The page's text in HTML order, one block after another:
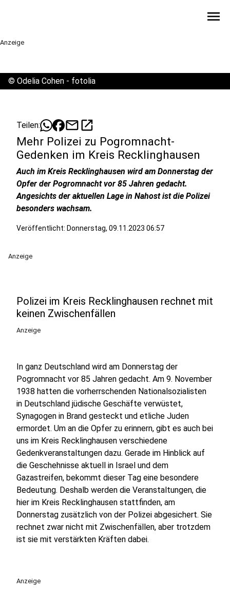
menu
Anzeige
© Odelia Cohen - fotolia
Teilen: mailopen_in_new
Mehr Polizei zu Pogromnacht-
Gedenken im Kreis Recklinghausen
Auch im Kreis Recklinghausen wird am Donnerstag der
Opfer der Pogromnacht vor 85 Jahren gedacht.
Angesichts der aktuellen Lage in Nahost ist die Polizei
besonders wachsam.
Veröffentlicht: Donnerstag, 09.11.2023 06:57
Anzeige
Polizei im Kreis Recklinghausen rechnet mit
keinen Zwischenfällen
Anzeige
In ganz Deutschland wird am Donnerstag der
Pogromnacht vor 85 Jahren gedacht. Am 9. November
1938 hatten die vorherrschenden Nationalsozialisten
in Deutschland jüdische Geschäfte verwüstet,
Synagogen in Brand gesteckt und etliche Juden
ermordet. Um an die Opfer zu erinnern, gibt es auch bei
uns im Kreis Recklinghausen verschiedene
Gedenkveranstaltungen dazu. Gerade im Hinblick auf
die Geschehnisse aktuell in Israel und dem
Gazastreifen, bekommt dieser Tag eine besondere
Bedeutung. Deshalb werden die Veranstaltungen, die
hier im Kreis Recklinghausen stattfinden, am
Donnerstag zusätzlich von der Polizei abgesichert. Sie
rechnet zwar nicht mit Zwischenfällen, aber trotzdem
ist sie mit verstärkten Kräften dabei.
Anzeige